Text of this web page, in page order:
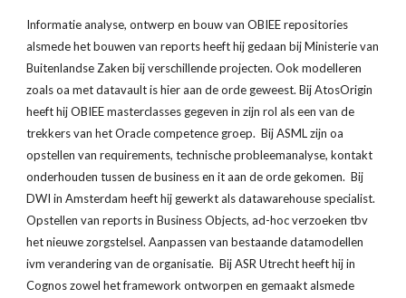
Informatie analyse, ontwerp en bouw van OBIEE repositories
alsmede het bouwen van reports heeft hij gedaan bij Ministerie van
Buitenlandse Zaken bij verschillende projecten. Ook modelleren
zoals oa met datavault is hier aan de orde geweest. Bij AtosOrigin
heeft hij OBIEE masterclasses gegeven in zijn rol als een van de
trekkers van het Oracle competence groep. Bij ASML zijn oa
opstellen van requirements, technische probleemanalyse, kontakt
onderhouden tussen de business en it aan de orde gekomen. Bij
DWI in Amsterdam heeft hij gewerkt als datawarehouse specialist.
Opstellen van reports in Business Objects, ad-hoc verzoeken tbv
het nieuwe zorgstelsel. Aanpassen van bestaande datamodellen
ivm verandering van de organisatie. Bij ASR Utrecht heeft hij in
Cognos zowel het framework ontworpen en gemaakt alsmede